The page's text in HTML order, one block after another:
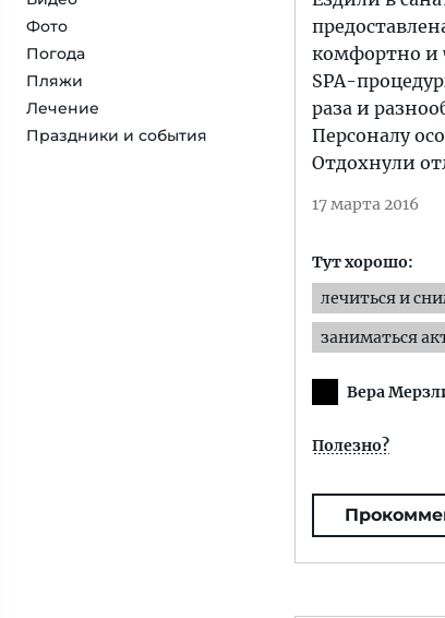
Фото
Погода
Пляжи
Лечение
Праздники и события
комфортно и
SPA-
раза и
Персоналу
Отдохнули
17 марта 2016
Тут хорошо:
лечиться и
заниматься
Вера
Полезно?